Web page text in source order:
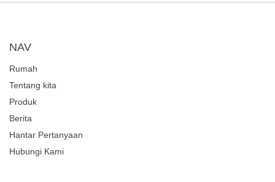
NAV
Rumah
Tentang kita
Produk
Berita
Hantar Pertanyaan
Hubungi Kami